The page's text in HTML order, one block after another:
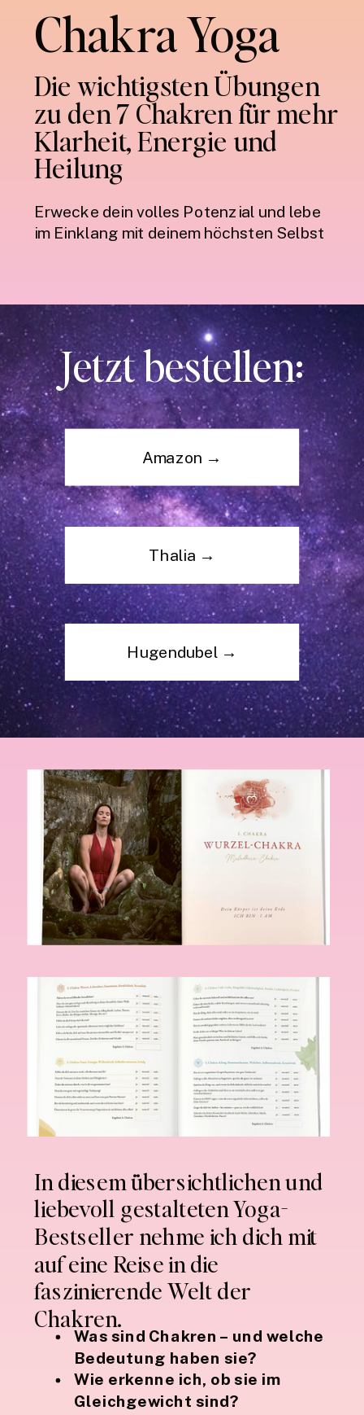
Erwecke dein volles Potenzial und lebe
im Einklang mit deinem höchsten Selbst
Chakra Yoga
Die wichtigsten Übungen
zu den 7 Chakren für mehr
Klarheit, Energie und
Heilung
Hugendubel →
Thalia →
Amazon →
Jetzt bestellen:
Was sind Chakren – und welche
Bedeutung haben sie?
Wie erkenne ich, ob sie im
Gleichgewicht sind?
In diesem übersichtlichen und
liebevoll gestalteten Yoga-
Bestseller nehme ich dich mit
auf eine Reise in die
faszinierende Welt der
Chakren.